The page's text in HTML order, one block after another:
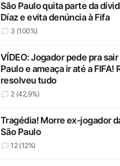
São Paulo quita parte da
Díaz e evita denúncia à Fifa
3 (100%)
VÍDEO: Jogador pede pra sair
Paulo e ameaça ir até a FIFA!
resolveu tudo
2 (42,9%)
Tragédia! Morre ex-jogador
São Paulo
12 (12%)